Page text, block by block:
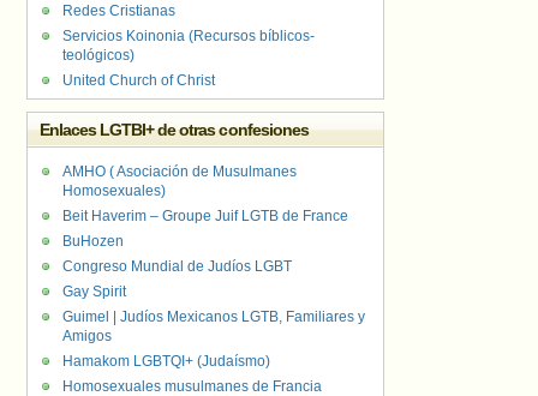
Redes Cristianas
Servicios Koinonia (Recursos bíblicos-
teológicos)
United Church of Christ
Enlaces LGTBI+ de otras confesiones
AMHO ( Asociación de Musulmanes
Homosexuales)
Beit Haverim – Groupe Juif LGTB de France
BuHozen
Congreso Mundial de Judíos LGBT
Gay Spirit
Guimel | Judíos Mexicanos LGTB, Familiares y
Amigos
Hamakom LGBTQI+ (Judaísmo)
Homosexuales musulmanes de Francia